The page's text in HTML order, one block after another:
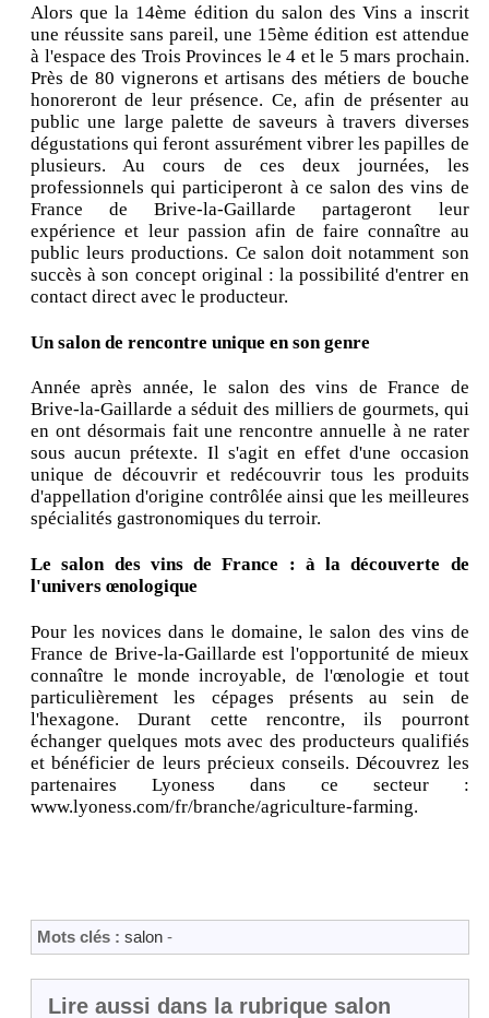
Alors que la 14ème édition du salon des Vins a inscrit
une réussite sans pareil, une 15ème édition est attendue
à l'espace des Trois Provinces le 4 et le 5 mars prochain.
Près de 80 vignerons et artisans des métiers de bouche
honoreront de leur présence. Ce, afin de présenter au
public une large palette de saveurs à travers diverses
dégustations qui feront assurément vibrer les papilles de
plusieurs. Au cours de ces deux journées, les
professionnels qui participeront à ce salon des vins de
France de Brive-la-Gaillarde partageront leur
expérience et leur passion afin de faire connaître au
public leurs productions. Ce salon doit notamment son
succès à son concept original : la possibilité d'entrer en
contact direct avec le producteur.
Un salon de rencontre unique en son genre
Année après année, le salon des vins de France de
Brive-la-Gaillarde a séduit des milliers de gourmets, qui
en ont désormais fait une rencontre annuelle à ne rater
sous aucun prétexte. Il s'agit en effet d'une occasion
unique de découvrir et redécouvrir tous les produits
d'appellation d'origine contrôlée ainsi que les meilleures
spécialités gastronomiques du terroir.
Le salon des vins de France : à la découverte de
l'univers œnologique
Pour les novices dans le domaine, le salon des vins de
France de Brive-la-Gaillarde est l'opportunité de mieux
connaître le monde incroyable, de l'œnologie et tout
particulièrement les cépages présents au sein de
l'hexagone. Durant cette rencontre, ils pourront
échanger quelques mots avec des producteurs qualifiés
et bénéficier de leurs précieux conseils. Découvrez les
partenaires Lyoness dans ce secteur :
www.lyoness.com/fr/branche/agriculture-farming.
Mots clés : salon -
Lire aussi dans la rubrique salon